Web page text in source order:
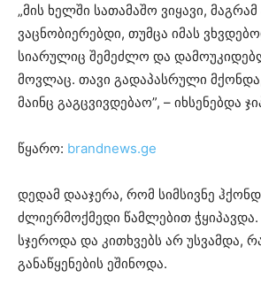
„მის ხელში სათამაშო ვიყავი,
ვაცნობიერებდი, თუმცა იმას
სიარულიც შემეძლო და
მოვლაც. თავი გადაპასრული
მაინც გაგცვივდებაო”, – იხსენებდა
წყარო: brandnews.ge
დედამ დააჯერა, რომ სიმსივნე
ძლიერმოქმედი წამლებით
სჯეროდა და კითხვებს არ უსვამდა,
განაწყენების ეშინოდა.